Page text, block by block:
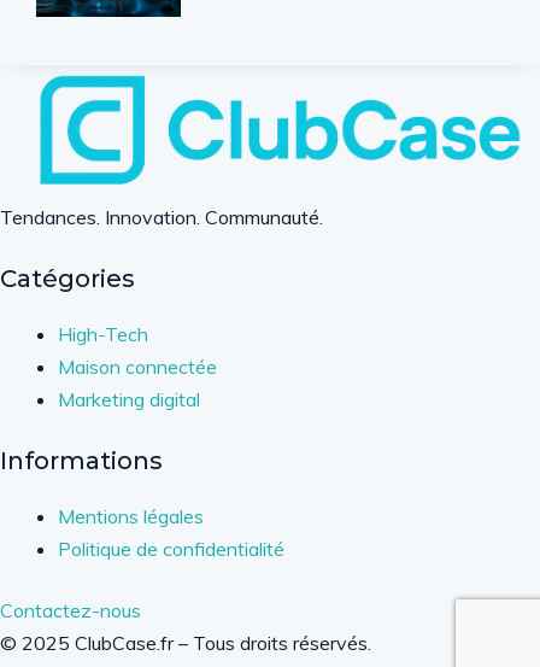
Tendances. Innovation. Communauté.
Catégories
High-Tech
Maison connectée
Marketing digital
Informations
Mentions légales
Politique de confidentialité
Contactez-nous
© 2025 ClubCase.fr – Tous droits réservés.